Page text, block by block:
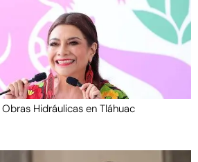
Hidráulicas en Tláhuac